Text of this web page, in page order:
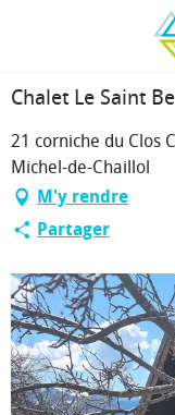
principal
Chalet Le Saint
21 corniche du Clos
Michel-de-Chaillol
M'y rendre
Partager